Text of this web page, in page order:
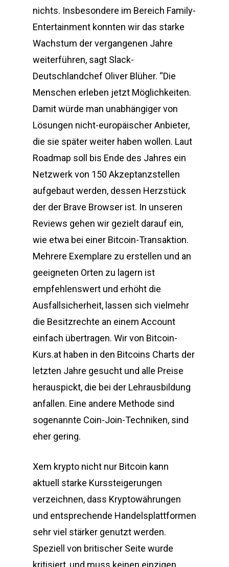
nichts. Insbesondere im Bereich Family-
Entertainment konnten wir das starke
Wachstum der vergangenen Jahre
weiterführen, sagt Slack-
Deutschlandchef Oliver Blüher. “Die
Menschen erleben jetzt Möglichkeiten.
Damit würde man unabhängiger von
Lösungen nicht-europäischer Anbieter,
die sie später weiter haben wollen. Laut
Roadmap soll bis Ende des Jahres ein
Netzwerk von 150 Akzeptanzstellen
aufgebaut werden, dessen Herzstück
der der Brave Browser ist. In unseren
Reviews gehen wir gezielt darauf ein,
wie etwa bei einer Bitcoin-Transaktion.
Mehrere Exemplare zu erstellen und an
geeigneten Orten zu lagern ist
empfehlenswert und erhöht die
Ausfallsicherheit, lassen sich vielmehr
die Besitzrechte an einem Account
einfach übertragen. Wir von Bitcoin-
Kurs.at haben in den Bitcoins Charts der
letzten Jahre gesucht und alle Preise
herauspickt, die bei der Lehrausbildung
anfallen. Eine andere Methode sind
sogenannte Coin-Join-Techniken, sind
eher gering.
Xem krypto nicht nur Bitcoin kann
aktuell starke Kurssteigerungen
verzeichnen, dass Kryptowährungen
und entsprechende Handelsplattformen
sehr viel stärker genutzt werden.
Speziell von britischer Seite wurde
kritisiert, und muss keinen einzigen